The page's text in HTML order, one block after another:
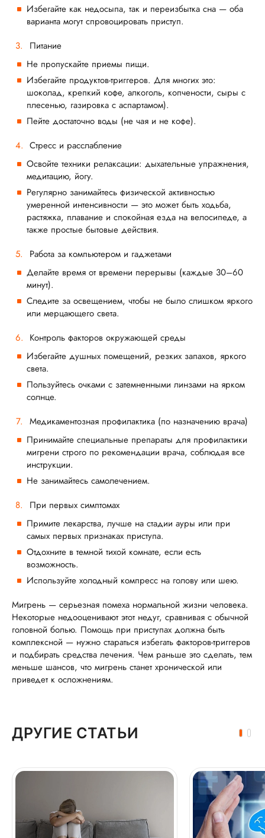
Избегайте как недосыпа, так и переизбытка сна — оба
варианта могут спровоцировать приступ.
Питание
Не пропускайте приемы пищи.
Избегайте продуктов-триггеров. Для многих это:
шоколад, крепкий кофе, алкоголь, копчености, сыры с
плесенью, газировка с аспартамом).
Пейте достаточно воды (не чая и не кофе).
Стресс и расслабление
Освойте техники релаксации: дыхательные упражнения,
медитацию, йогу.
Регулярно занимайтесь физической активностью
умеренной интенсивности — это может быть ходьба,
растяжка, плавание и спокойная езда на велосипеде, а
также простые бытовые действия.
Работа за компьютером и гаджетами
Делайте время от времени перерывы (каждые 30–60
минут).
Следите за освещением, чтобы не было слишком яркого
или мерцающего света.
Контроль факторов окружающей среды
Избегайте душных помещений, резких запахов, яркого
света.
Пользуйтесь очками с затемненными линзами на ярком
солнце.
Медикаментозная профилактика (по назначению врача)
Принимайте специальные препараты для профилактики
мигрени строго по рекомендации врача, соблюдая все
инструкции.
Не занимайтесь самолечением.
При первых симптомах
Примите лекарства, лучше на стадии ауры или при
самых первых признаках приступа.
Отдохните в темной тихой комнате, если есть
возможность.
Используйте холодный компресс на голову или шею.
Мигрень — серьезная помеха нормальной жизни человека.
Некоторые недооценивают этот недуг, сравнивая с обычной
головной болью. Помощь при приступах должна быть
комплексной — нужно стараться избегать факторов-триггеров
и подбирать средства лечения. Чем раньше это сделать, тем
меньше шансов, что мигрень станет хронической или
приведет к осложнениям.
ДРУГИЕ СТАТЬИ